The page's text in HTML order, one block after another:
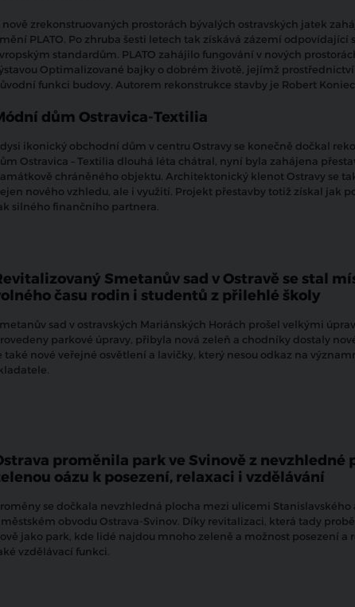
nově zrekonstruovaných prostorách bývalých ostravských jatek
PLATO. Po zhruba šesti letech tak získává zázemí odpovídající
standardům. PLATO zahájilo fungování v nových
Optimalizované bajky o dobrém životě, jejímž
funkci budovy. Autorem rekonstrukce stavby je Robert
dům Ostravica-Textilia
ikonický obchodní dům v centru Ostravy se konečně dočkal
Ostravica – Textilia dlouhá léta chátral, nyní byla zahájena
chráněného objektu. Architektonický klenot Ostravy se
nového vzhledu, ale i využití. Projekt přestavby totiž získal jak
silného finančního partnera.
Smetanův sad v Ostravě se stal
času rodin i studentů z přilehlé školy
sad v ostravských Mariánských Horách prošel velkými
parkové úpravy, přibyla nová zeleň a chodníky dostaly
také nové veřejné osvětlení a lavičky, který nesou odkaz na
proměnila park ve Svinově z nevzhledné
oázu k posezení, relaxaci i vzdělávání
se dočkala nevzhledná plocha mezi ulicemi Stanislavského
obvodu Ostrava-Svinov. Díky revitalizaci, která tady
jako park, kde lidé najdou mnoho zeleně a možnost posezení a
vzdělávací funkci.